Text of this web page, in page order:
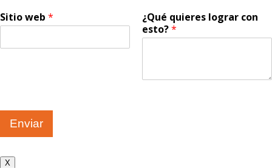
Sitio web *
¿Qué quieres lograr con
esto?*
Enviar
X